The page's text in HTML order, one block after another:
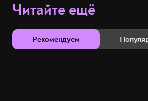
Читайте ещё
Рекомендуем